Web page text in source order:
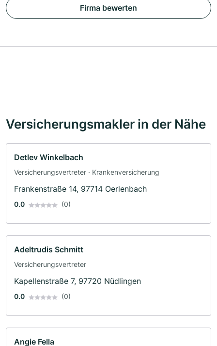
Firma bewerten
Versicherungsmakler in der Nähe
Detlev Winkelbach
Versicherungsvertreter · Krankenversicherung
Frankenstraße 14, 97714 Oerlenbach
0.0 (0)
Adeltrudis Schmitt
Versicherungsvertreter
Kapellenstraße 7, 97720 Nüdlingen
0.0 (0)
Angie Fella